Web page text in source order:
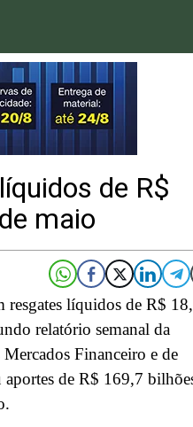
de R$
maio
resgates líquidos de R$
relatório semanal da
Financeiro e de
de R$ 169,7